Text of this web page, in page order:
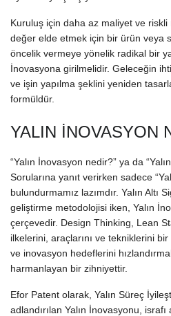
Kuruluş için daha az maliyet ve
değer elde etmek için bir ürün veya
öncelik vermeye yönelik radikal bir
İnovasyona girilmelidir. Geleceğin
ve işin yapılma şeklini yeniden
formüldür.
YALIN İNOVASYON
“Yalın İnovasyon nedir?” ya da
Sorularına yanıt verirken sadece
bulundurmamız lazımdır. Yalın Altı
geliştirme metodolojisi iken, Yalın
çerçevedir. Design Thinking, Lean
ilkelerini, araçlarını ve tekniklerini
ve inovasyon hedeflerini
harmanlayan bir zihniyettir.
Efor Patent olarak, Yalın Süreç
adlandırılan Yalın İnovasyonu,